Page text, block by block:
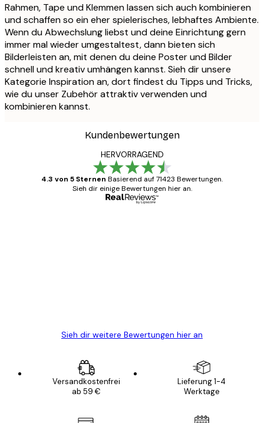
Rahmen, Tape und Klemmen lassen sich auch kombinieren
und schaffen so ein eher spielerisches, lebhaftes Ambiente.
Wenn du Abwechslung liebst und deine Einrichtung gern
immer mal wieder umgestaltest, dann bieten sich
Bilderleisten an, mit denen du deine Poster und Bilder
schnell und kreativ umhängen kannst. Sieh dir unsere
Kategorie Inspiration an, dort findest du Tipps und Tricks,
wie du unser Zubehör attraktiv verwenden und
kombinieren kannst.
Kundenbewertungen
HERVORRAGEND
4.3 von 5 Sternen Basierend auf 71423 Bewertungen.
Sieh dir einige Bewertungen hier an.
Sieh dir weitere Bewertungen hier an
Versandkostenfrei
ab 59 €
Lieferung 1-4
Werktage